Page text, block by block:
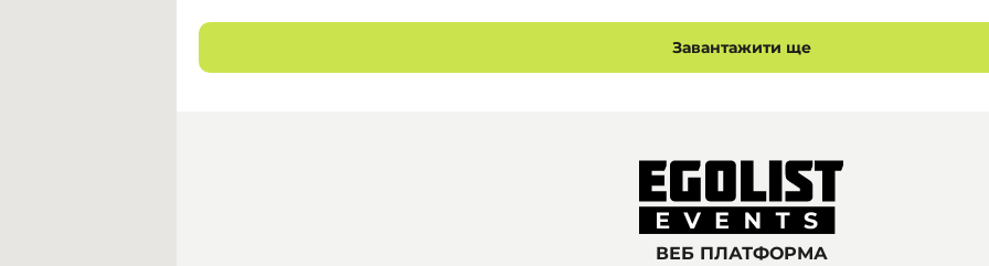
Завантажити ще
ВЕБ ПЛАТФОРМА